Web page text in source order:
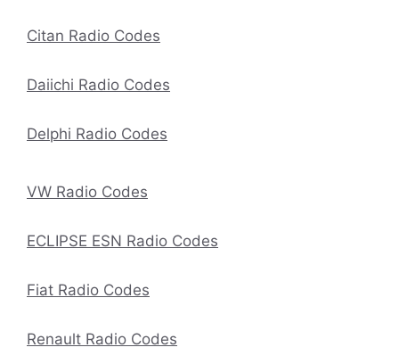
Citan Radio Codes
Daiichi Radio Codes
Delphi Radio Codes
VW Radio Codes
ECLIPSE ESN Radio Codes
Fiat Radio Codes
Renault Radio Codes